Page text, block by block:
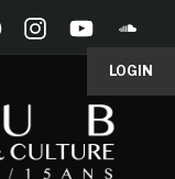
LOGIN